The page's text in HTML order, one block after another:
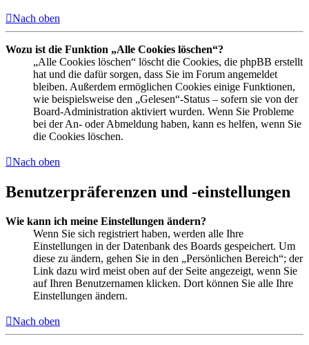
Nach oben
Wozu ist die Funktion „Alle Cookies löschen“?
„Alle Cookies löschen“ löscht die Cookies, die phpBB erstellt
hat und die dafür sorgen, dass Sie im Forum angemeldet
bleiben. Außerdem ermöglichen Cookies einige Funktionen,
wie beispielsweise den „Gelesen“-Status – sofern sie von der
Board-Administration aktiviert wurden. Wenn Sie Probleme
bei der An- oder Abmeldung haben, kann es helfen, wenn Sie
die Cookies löschen.
Nach oben
Benutzerpräferenzen und -einstellungen
Wie kann ich meine Einstellungen ändern?
Wenn Sie sich registriert haben, werden alle Ihre
Einstellungen in der Datenbank des Boards gespeichert. Um
diese zu ändern, gehen Sie in den „Persönlichen Bereich“; der
Link dazu wird meist oben auf der Seite angezeigt, wenn Sie
auf Ihren Benutzernamen klicken. Dort können Sie alle Ihre
Einstellungen ändern.
Nach oben